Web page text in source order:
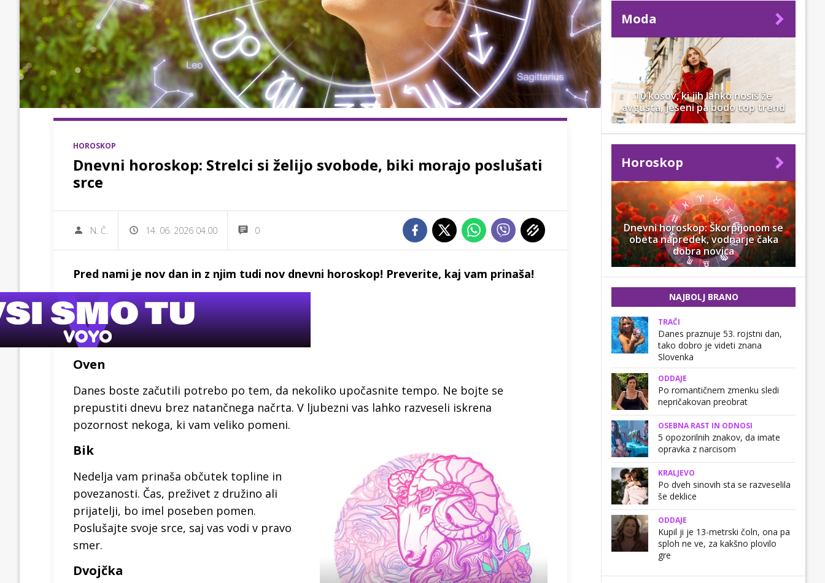
HOROSKOP
Dnevni horoskop: Strelci si želijo svobode, biki morajo poslušati
srce
N. Č. 14. 06. 2026 04.00 0
Pred nami je nov dan in z njim tudi nov dnevni horoskop! Preverite, kaj vam prinaša!
Oven
Danes boste začutili potrebo po tem, da nekoliko upočasnite tempo. Ne bojte se
prepustiti dnevu brez natančnega načrta. V ljubezni vas lahko razveseli iskrena
pozornost nekoga, ki vam veliko pomeni.
Bik
Nedelja vam prinaša občutek topline in
povezanosti. Čas, preživet z družino ali
prijatelji, bo imel poseben pomen.
Poslušajte svoje srce, saj vas vodi v pravo
smer.
Dvojčka
Moda
10 kosov, ki jih lahko nosiš že
avgusta, jeseni pa bodo top trend
Horoskop
Dnevni horoskop: Škorpijonom se
obeta napredek, vodnarje čaka
dobra novica
NAJBOLJ BRANO
TRAČI
Danes praznuje 53. rojstni dan,
tako dobro je videti znana
Slovenka
ODDAJE
Po romantičnem zmenku sledi
nepričakovan preobrat
OSEBNA RAST IN ODNOSI
5 opozorilnih znakov, da imate
opravka z narcisom
KRALJEVO
Po dveh sinovih sta se razveselila
še deklice
ODDAJE
Kupil ji je 13-metrski čoln, ona pa
sploh ne ve, za kakšno plovilo
gre